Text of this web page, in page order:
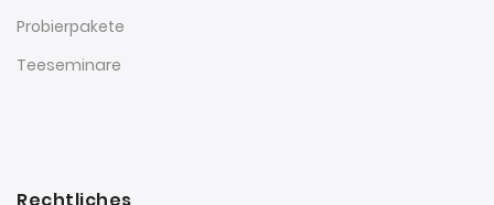
Probierpakete
Teeseminare